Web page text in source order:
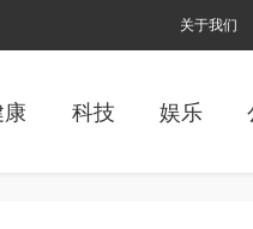
关于我们
科技 娱乐